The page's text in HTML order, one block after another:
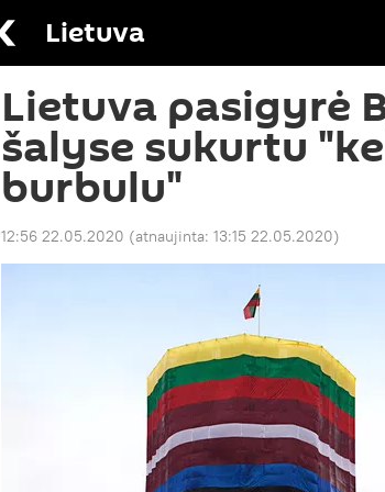
Lietuva
Lietuva pasigyrė
šalyse sukurtu
burbulu"
12:56 22.05.2020 (atnaujinta: 13:15 22.05.2020)